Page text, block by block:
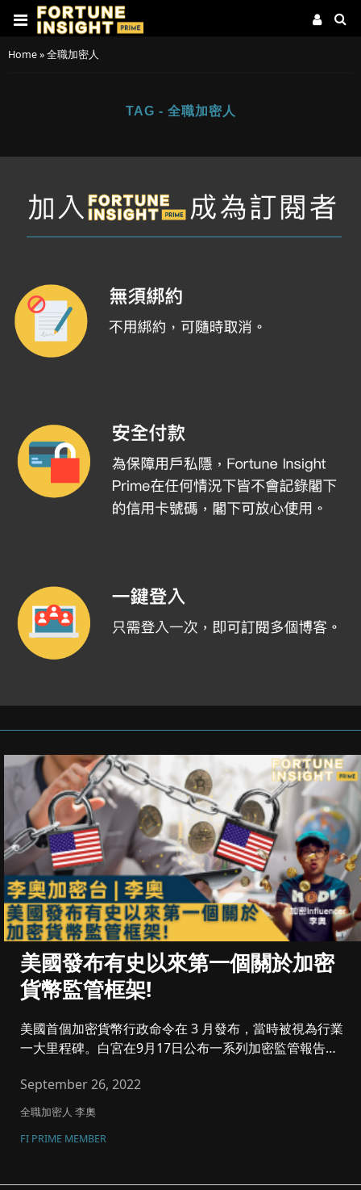
Home»全職加密人
TAG - 全職加密人
美國發布有史以來第一個關於加密
貨幣監管框架!
美國首個加密貨幣行政命令在 3 月發布，當時被視為行業
一大里程碑。白宮在9月17日公布一系列加密監管報告，
September 26, 2022
全職加密人 李奧
FI PRIME MEMBER